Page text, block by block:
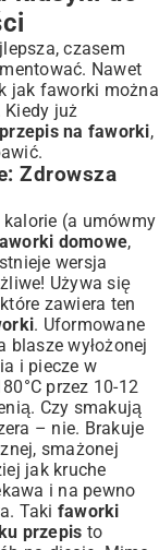
czasem
Nawet
jak faworki można
Kiedy już
na faworki,
Zdrowsza
(a umówmy
domowe,
wersja
Używa się
zawiera ten
. Uformowane
blasze wyłożonej
i piecze w
przez 10-12
Czy smakują
– nie. Brakuje
smażonej
jak kruche
i na pewno
Taki faworki
przepis to